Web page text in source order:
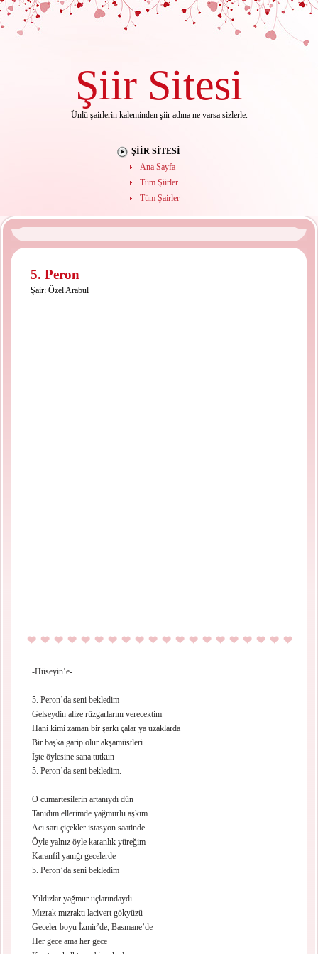
Şiir Sitesi
Ünlü şairlerin kaleminden şiir adına ne varsa sizlerle.
ŞIIR SITESI
Ana Sayfa
Tüm Şiirler
Tüm Şairler
5. Peron
Şair: Özel Arabul
-Hüseyin’e-
5. Peron’da seni bekledim
Gelseydin alize rüzgarlarını verecektim
Hani kimi zaman bir şarkı çalar ya uzaklarda
Bir başka garip olur akşamüstleri
İşte öylesine sana tutkun
5. Peron’da seni bekledim.
O cumartesilerin artanıydı dün
Tanıdım ellerimde yağmurlu aşkım
Acı sarı çiçekler istasyon saatinde
Öyle yalnız öyle karanlık yüreğim
Karanfil yanığı gecelerde
5. Peron’da seni bekledim
Yıldızlar yağmur uçlarındaydı
Mızrak mızraktı lacivert gökyüzü
Geceler boyu İzmir’de, Basmane’de
Her gece ama her gece